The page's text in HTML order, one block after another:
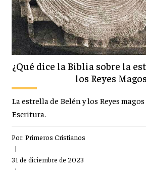
¿Qué dice la Biblia sobre la
los Reyes
La estrella de Belén y los Reyes
Escritura.
Por: Primeros Cristianos
|
31 de diciembre de 2023